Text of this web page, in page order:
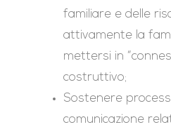
familiare e delle
attivamente la
mettersi in
costruttivo;
Sostenere
comunicazione